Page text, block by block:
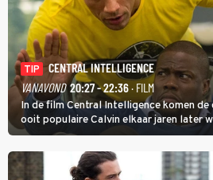
TIP
CENTRAL INTELLIGENCE
VANAVOND 20:27 - 22:36· FILM
In de film Central Intelligence komen
ooit populaire Calvin elkaar jaren later
inmiddels supergespierd en werkzaam
goed kan gebruiken.